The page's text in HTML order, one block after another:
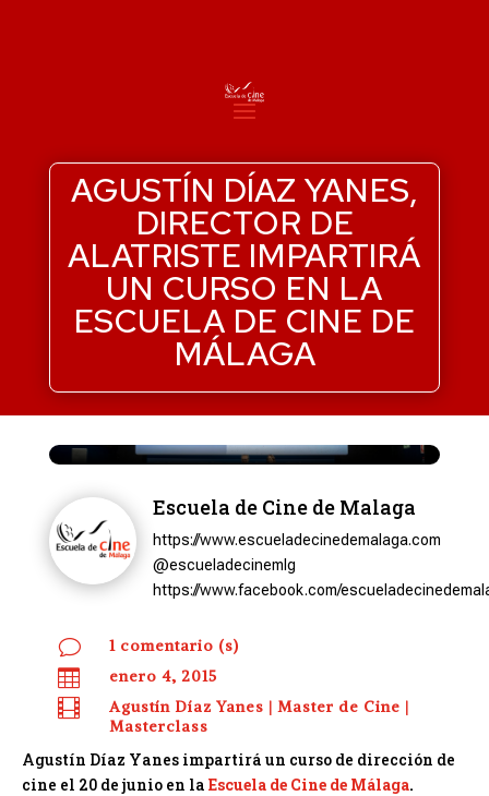
AGUSTÍN DÍAZ YANES,
DIRECTOR DE
ALATRISTE IMPARTIRÁ
UN CURSO EN LA
ESCUELA DE CINE DE
MÁLAGA
Escuela de Cine de Malaga
https://www.escueladecinedemalaga.com
@escueladecinemlg
https://www.facebook.com/
v 1 comentario (s)
 enero 4, 2015
 Agustín Díaz Yanes | Master de Cine |
Masterclass
Agustín Díaz Yanes impartirá un curso de dirección de
cine el 20 de junio en la Escuela de Cine de Málaga.